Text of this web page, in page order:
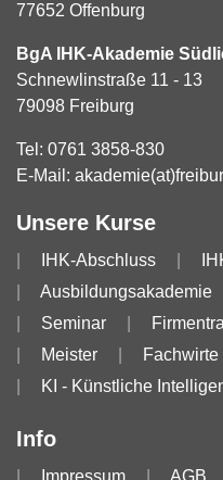
77652 Offenburg
BgA IHK-Akademie
Schnewlinstraße 11 - 13
79098 Freiburg
Tel: 0761 3858-830
E-Mail:
Unsere Kurse
IHK-Abschluss
Ausbildungsakademie
Seminar
Meister
Fachwirte
KI - Künstliche
Info
Impressum AGB